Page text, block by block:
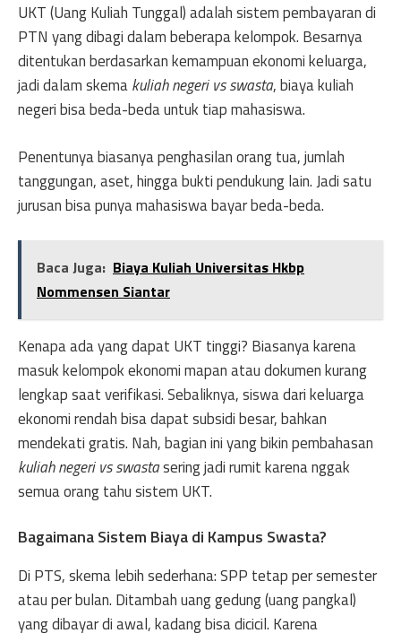
UKT (Uang Kuliah Tunggal) adalah sistem pembayaran di
PTN yang dibagi dalam beberapa kelompok. Besarnya
ditentukan berdasarkan kemampuan ekonomi keluarga,
jadi dalam skemakuliah negeri vs swasta, biaya kuliah
negeri bisa beda-beda untuk tiap mahasiswa.
Penentunya biasanya penghasilan orang tua, jumlah
tanggungan, aset, hingga bukti pendukung lain. Jadi satu
jurusan bisa punya mahasiswa bayar beda-beda.
Baca Juga: Biaya Kuliah Universitas Hkbp
Nommensen Siantar
Kenapa ada yang dapat UKT tinggi? Biasanya karena
masuk kelompok ekonomi mapan atau dokumen kurang
lengkap saat verifikasi. Sebaliknya, siswa dari keluarga
ekonomi rendah bisa dapat subsidi besar, bahkan
mendekati gratis. Nah, bagian ini yang bikin pembahasan
kuliah negeri vs swastasering jadi rumit karena nggak
semua orang tahu sistem UKT.
Bagaimana Sistem Biaya di Kampus Swasta?
Di PTS, skema lebih sederhana: SPP tetap per semester
atau per bulan. Ditambah uang gedung (uang pangkal)
yang dibayar di awal, kadang bisa dicicil. Karena